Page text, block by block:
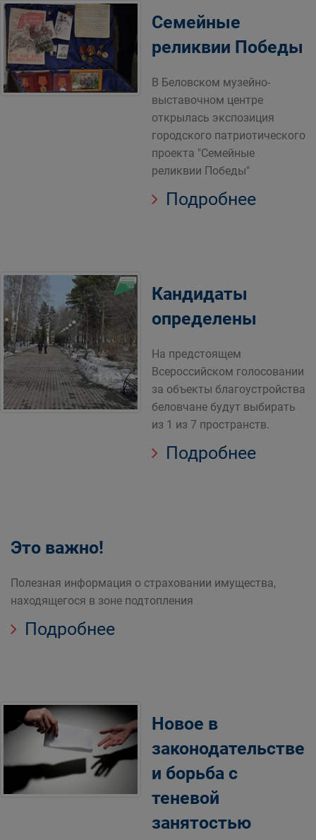
Семейные
реликвии Победы
В Беловском музейно-
выставочном центре
открылась экспозиция
городского патриотического
проекта "Семейные
реликвии Победы"
Подробнее
Кандидаты
определены
На предстоящем
Всероссийском голосовании
за объекты благоустройства
беловчане будут выбирать
из 1 из 7 пространств.
Подробнее
Это важно!
Полезная информация о страховании имущества,
находящегося в зоне подтопления
Подробнее
Новое в
законодательстве
и борьба с
теневой
занятостью